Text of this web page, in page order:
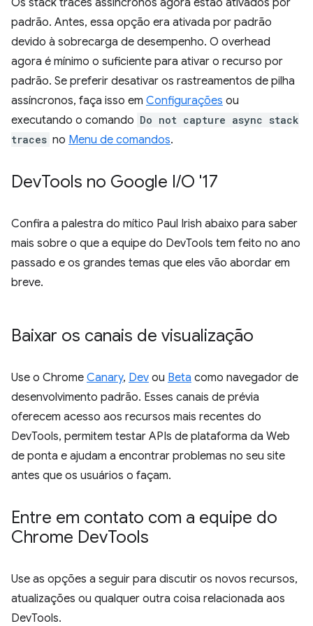
padrão. Antes, essa opção era ativada por padrão
devido à sobrecarga de desempenho. O overhead
agora é mínimo o suficiente para ativar o recurso por
padrão. Se preferir desativar os rastreamentos de pilha
assíncronos, faça isso em Configurações ou
executando o comando Do not capture async stack
traces no Menu de comandos.
DevTools no Google I/O '17
Confira a palestra do mítico Paul Irish abaixo para saber
mais sobre o que a equipe do DevTools tem feito no ano
passado e os grandes temas que eles vão abordar em
breve.
Baixar os canais de visualização
Use o Chrome Canary, Dev ou Beta como navegador de
desenvolvimento padrão. Esses canais de prévia
oferecem acesso aos recursos mais recentes do
DevTools, permitem testar APIs de plataforma da Web
de ponta e ajudam a encontrar problemas no seu site
antes que os usuários o façam.
Entre em contato com a equipe do
Chrome DevTools
Use as opções a seguir para discutir os novos recursos,
atualizações ou qualquer outra coisa relacionada aos
DevTools.